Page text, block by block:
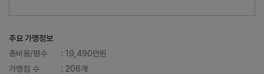
주요 가맹정보
총비용/평수
: 19,490만원
가맹점 수
: 206개